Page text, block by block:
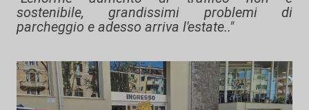
sostenibile, grandissimi problemi di
parcheggio e adesso arriva l'estate.."